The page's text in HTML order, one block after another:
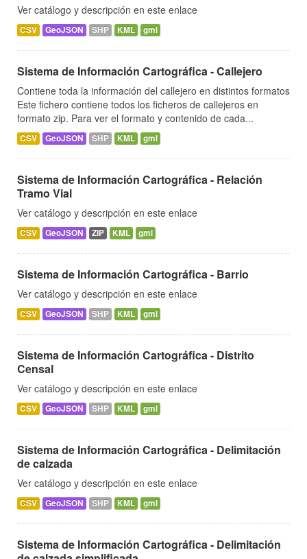
Ver catálogo y descripción en este enlace
CSV GeoJSON SHP KML gml
Sistema de Información Cartográfica - Callejero
Contiene toda la información del callejero en distintos formatos
Este fichero contiene todos los ficheros de callejeros en
formato zip. Para ver el formato y contenido de cada...
CSV GeoJSON SHP KML gml
Sistema de Información Cartográfica - Relación
Tramo Vial
Ver catálogo y descripción en este enlace
CSV GeoJSON ZIP KML gml
Sistema de Información Cartográfica - Barrio
Ver catálogo y descripción en este enlace
CSV GeoJSON SHP KML gml
Sistema de Información Cartográfica - Distrito
Censal
Ver catálogo y descripción en este enlace
CSV GeoJSON SHP KML gml
Sistema de Información Cartográfica - Delimitación
de calzada
Ver catálogo y descripción en este enlace
CSV GeoJSON SHP KML gml
Sistema de Información Cartográfica - Delimitación